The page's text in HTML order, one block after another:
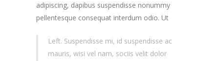
adipiscing, dapibus suspendisse nonummy
pellentesque consequat interdum odio.
Left. Suspendisse mi, id suspendisse ac
mauris, wisi vel nam, sociis velit dolor
Ut